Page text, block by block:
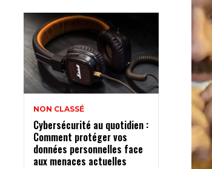
NON CLASSÉ
Cybersécurité au quotidien :
Comment protéger vos
données personnelles face
aux menaces actuelles